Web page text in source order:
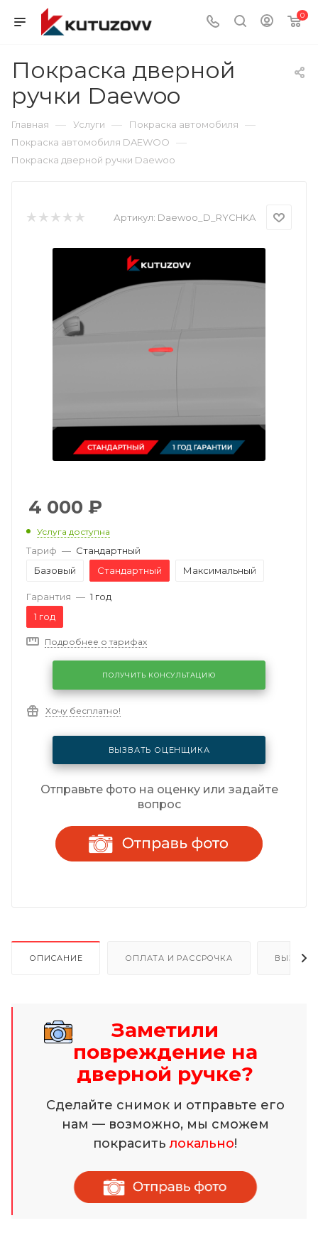
0
Покраска дверной
ручки Daewoo
Главная — Услуги — Покраска автомобиля —
Покраска автомобиля DAEWOO —
Покраска дверной ручки Daewoo
Артикул: Daewoo_D_RYCHKA
4 000 ₽
Услуга доступна
Тариф — Стандартный
Базовый
Стандартный Максимальный
Гарантия — 1 год
1 год
Подробнее о тарифах
ПОЛУЧИТЬ КОНСУЛЬТАЦИЮ
Хочу бесплатно!
ВЫЗВАТЬ ОЦЕНЩИКА
Отправьте фото на оценку или задайте
вопрос
ОПИСАНИЕ ОПЛАТА И РАССРОЧКА ВЫЗОВ
Заметили
повреждение на
дверной ручке?
Сделайте снимок и отправьте его
нам — возможно, мы сможем
покраситьлокально!